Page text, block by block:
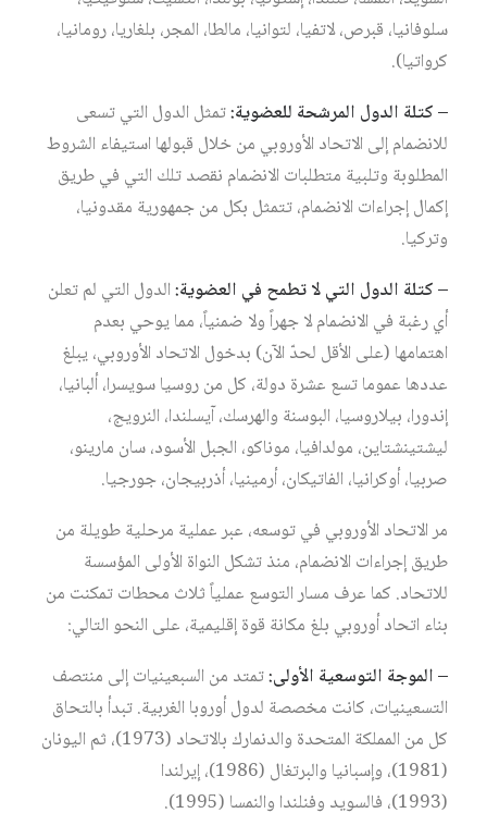
سلوفانيا، قبرص، لاتفيا، لتوانيا، مالطا، المجر، بلغاريا، رومانيا،
كرواتيا).
– كتلة الدول المرشحة للعضوية:تمثل الدول التي تسعى
للانضمام إلى الاتحاد الأوروبي من خلال قبولها استيفاء الشروط
المطلوبة وتلبية متطلبات الانضمام نقصد تلك التي في طريق
إكمال إجراءات الانضمام، تتمثل بكل من جمهورية مقدونيا،
وتركيا.
– كتلة الدول التي لا تطمح في العضوية:الدول التي لم تعلن
أي رغبة في الانضمام لا جهراً ولا ضمنياً، مما يوحي بعدم
اهتمامها (على الأقل لحدّ الآن) بدخول الاتحاد الأوروبي، يبلغ
عددها عموما تسع عشرة دولة، كل من روسيا سويسرا، ألبانيا،
إندورا، بيلاروسيا، البوسنة والهرسك، آيسلندا، النرويج،
ليشتينشتاين، مولدافيا، موناكو، الجبل الأسود، سان مارينو،
صربيا، أوكرانيا، الفاتيكان، أرمينيا، أذربيجان، جورجيا.
مر الاتحاد الأوروبي في توسعه، عبر عملية مرحلية طويلة من
طريق إجراءات الانضمام، منذ تشكل النواة الأولى المؤسسة
للاتحاد. كما عرف مسار التوسع عملياً ثلاث محطات تمكنت من
بناء اتحاد أوروبي بلغ مكانة قوة إقليمية، على النحو التالي:
– الموجة التوسعية الأولى:تمتد من السبعينيات إلى منتصف
التسعينيات، كانت مخصصة لدول أوروبا الغربية. تبدأ بالتحاق
كل من المملكة المتحدة والدنمارك بالاتحاد (1973)، ثم اليونان
(1981)، وإسبانيا والبرتغال (1986)، إيرلندا
(1993)، فالسويد وفنلندا والنمسا (1995).